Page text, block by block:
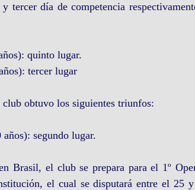
tercer día de competencia
quinto lugar.
tercer lugar
obtuvo los siguientes triunfos:
segundo lugar.
Brasil, el club se prepara para el 1º
el cual se disputará entre el 25